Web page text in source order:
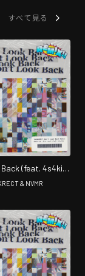
すべて見る
(feat. 4s4ki,
RhymeTube,
Remix]
& NVMR